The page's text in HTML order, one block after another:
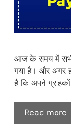
आज के समय में सभी
गया है। और अगर
है कि अपने
Read more